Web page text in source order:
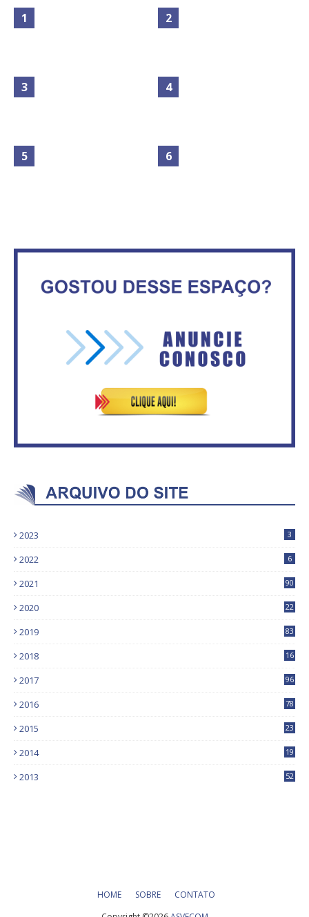
No Brasil do golpe, 61,5 mi de
IFB abre inscrições para mais de
fazendo o dever de casa, disse
Bolsonaro sobre Previdência
2023 3
2022 6
2021 90
2020
22
2019
83
2018
16
2017
96
2016
78
2015 23
2014 19
2013 52
HOME SOBRE
CONTATO